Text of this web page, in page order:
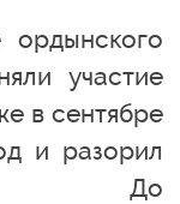
участие
в сентябре
и разорил
До